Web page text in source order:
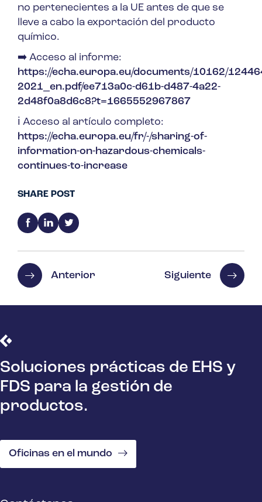
no pertenecientes a la UE antes de que se
lleve a cabo la exportación del producto
químico.
➡️ Acceso al informe:
https://echa.europa.eu/documents/10162/
2021_en.pdf/ee713a0c-d61b-d487-4a22-
2d48f0a8d6c8?t=1665552967867
ℹ️ Acceso al artículo completo:
https://echa.europa.eu/fr/-/sharing-of-
information-on-hazardous-chemicals-
continues-to-increase
SHARE POST
Anterior Siguiente
Soluciones prácticas de EHS y
FDS para la gestión de
productos.
Oficinas en el mundo